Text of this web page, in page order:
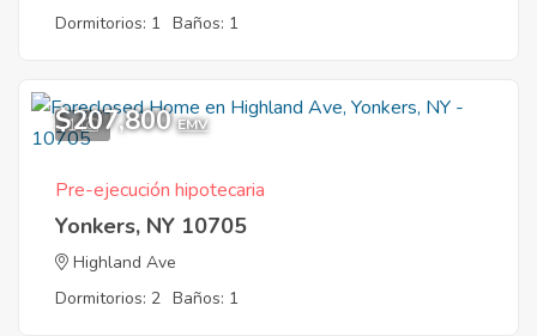
Dormitorios: 1 Baños: 1
1
$207,800 EMV
Pre-ejecución hipotecaria
Yonkers, NY 10705
Highland Ave
Dormitorios: 2 Baños: 1